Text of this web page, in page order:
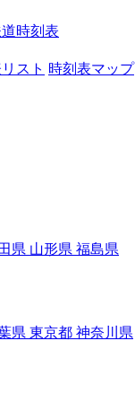
時刻表
スト 時刻表マップ
県 山形県 福島県
県 東京都 神奈川県